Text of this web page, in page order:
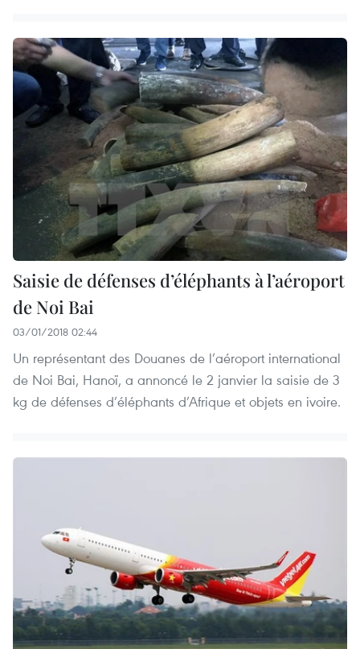
Saisie de défenses d’éléphants à l’aéroport
de Noi Bai
03/01/2018 02:44
Un représentant des Douanes de l’aéroport international
de Noi Bai, Hanoï, a annoncé le 2 janvier la saisie de 3
kg de défenses d’éléphants d’Afrique et objets en ivoire.